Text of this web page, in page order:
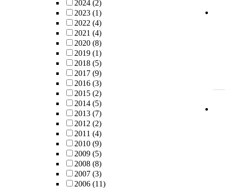
2024 (2)
2023 (1)
2022 (4)
2021 (4)
2020 (8)
2019 (1)
2018 (5)
2017 (9)
2016 (3)
2015 (2)
2014 (5)
2013 (7)
2012 (2)
2011 (4)
2010 (9)
2009 (5)
2008 (8)
2007 (3)
2006 (11)